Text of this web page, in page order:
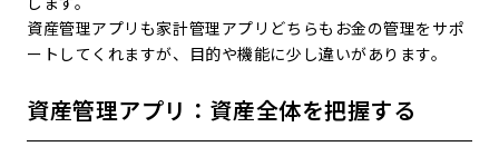
資産管理アプリも家計管理アプリどちらもお金の管理をサポ
ートしてくれますが、目的や機能に少し違いがあります。
資産管理アプリ：資産全体を把握する